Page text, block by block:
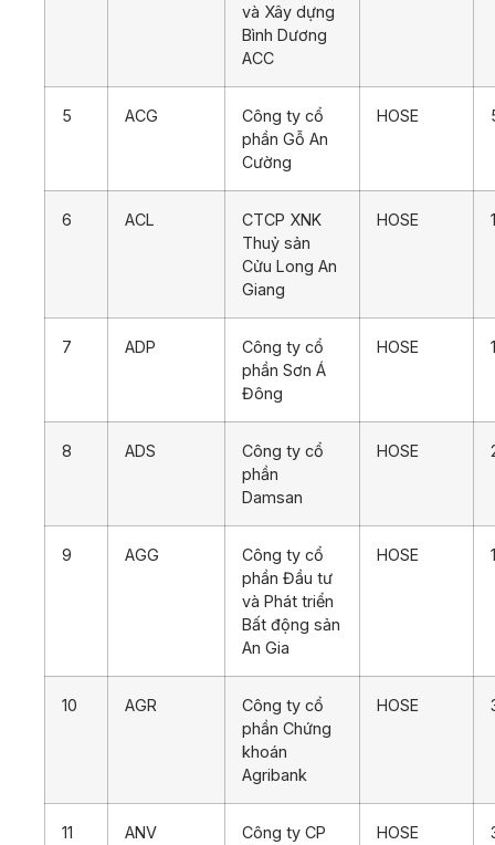
và Xây dựng
Bình Dương
ACC
5 ACG
Công ty cổ
phần Gỗ An
Cường
HOSE
6 ACL
CTCP XNK
Thuỷ sản
Cửu Long An
Giang
HOSE
7 ADP
Công ty cổ
phần Sơn Á
Đông
HOSE
8 ADS
Công ty cổ
phần
Damsan
HOSE
9 AGG
Công ty cổ
phần Đầu tư
và Phát triển
Bất động sản
An Gia
HOSE
10 AGR
Công ty cổ
phần Chứng
khoán
Agribank
HOSE
11 ANV
Công ty CP
HOSE